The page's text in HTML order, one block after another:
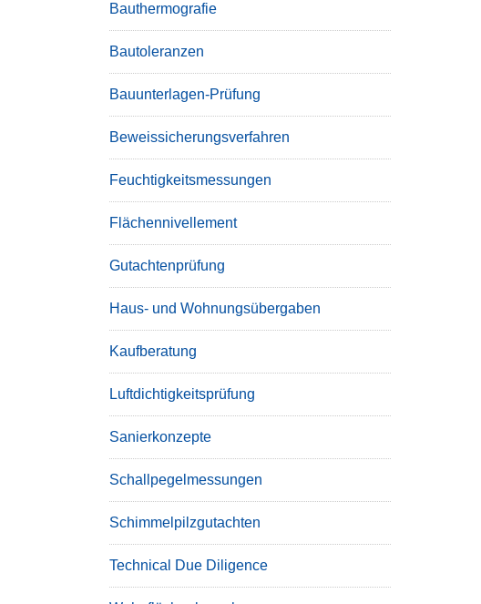
Bauthermografie
Bautoleranzen
Bauunterlagen-Prüfung
Beweissicherungsverfahren
Feuchtigkeitsmessungen
Flächennivellement
Gutachtenprüfung
Haus- und Wohnungsübergaben
Kaufberatung
Luftdichtigkeitsprüfung
Sanierkonzepte
Schallpegelmessungen
Schimmelpilzgutachten
Technical Due Diligence